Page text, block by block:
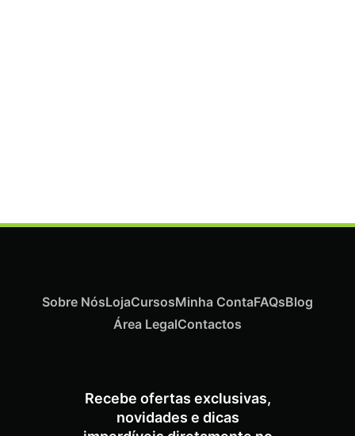
Recebe ofertas exclusivas,
novidades e dicas
Sobre NósLojaCursosMinha ContaFAQsBlog
Área LegalContactos